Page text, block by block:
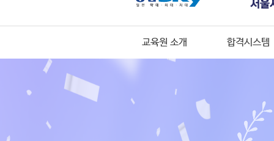
교육원 소개 합격시스템